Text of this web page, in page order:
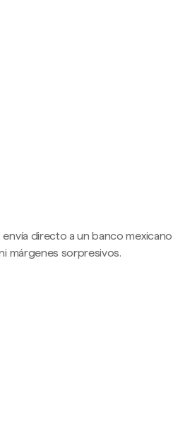
directo a un banco mexicano
márgenes sorpresivos.